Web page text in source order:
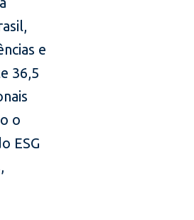
e
36,5
o
ESG